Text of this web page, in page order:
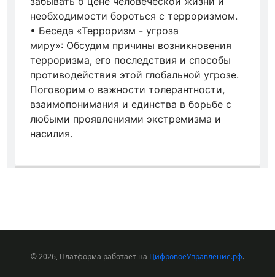
необходимости бороться с терроризмом.
• Беседа «Терроризм - угроза
миру»: Обсудим причины возникновения
терроризма, его последствия и способы
противодействия этой глобальной угрозе.
Поговорим о важности толерантности,
взаимопонимания и единства в борьбе с
любыми проявлениями экстремизма и
насилия.
© 2026, Платформа работает на ЦифровоеУправление.рф.